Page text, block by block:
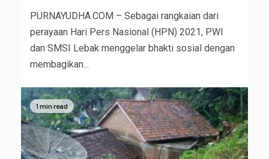
PURNAYUDHA.COM – Sebagai rangkaian dari
perayaan Hari Pers Nasional (HPN) 2021, PWI
dan SMSI Lebak menggelar bhakti sosial dengan
membagikan...
1 min read